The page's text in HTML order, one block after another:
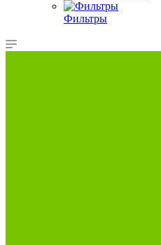
Фильтры